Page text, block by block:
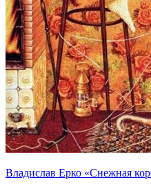
Владислав Ерко «Снежная